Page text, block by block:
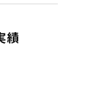
績